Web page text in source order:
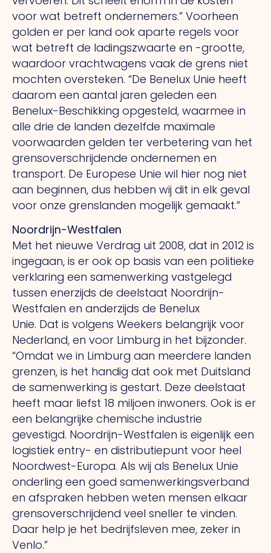
voor wat betreft ondernemers.” Voorheen
golden er per land ook aparte regels voor
wat betreft de ladings­zwaarte en -grootte,
waardoor vracht­wagens vaak de grens niet
mochten oversteken. “De Benelux Unie heeft
daarom een aantal jaren geleden een
Benelux-Beschikking opgesteld, waarmee in
alle drie de landen dezelfde maximale
voorwaarden gelden ter verbetering van het
grens­overschrijdende onder­nemen en
transport. De Europese Unie wil hier nog niet
aan beginnen, dus hebben wij dit in elk geval
voor onze grenslanden mogelijk gemaakt.”
Noordrijn-Westfalen
Met het nieuwe Verdrag uit 2008, dat in 2012 is
ingegaan, is er ook op basis van een politieke
verklaring een samenwerking vastgelegd
tussen enerzijds de deelstaat Noordrijn-
Westfalen en anderzijds de Benelux
Unie. Dat is volgens Weekers belangrijk voor
Nederland, en voor Limburg in het bijzonder.
“Omdat we in Limburg aan meerdere landen
grenzen, is het handig dat ook met Duitsland
de samenwerking is gestart. Deze deelstaat
heeft maar liefst 18 miljoen inwoners. Ook is er
een belangrijke chemische industrie
gevestigd. Noordrijn-Westfalen is eigenlijk een
logistiek entry- en distributiepunt voor heel
Noordwest-Europa. Als wij als Benelux Unie
onderling een goed samen­werkings­verband
en afspraken hebben weten mensen elkaar
grens­overschrijdend veel sneller te vinden.
Daar help je het bedrijfsleven mee, zeker in
Venlo.”